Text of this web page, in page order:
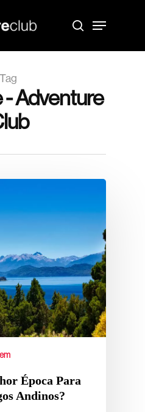
search
Menu
Tag
- Adventure
Época Para
Andinos?